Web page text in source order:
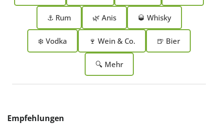
⚓ Rum 🌿 Anis 🥃 Whisky
❄️ Vodka 🍷 Wein & Co. 🍺 Bier
🔍 Mehr
Produktgalerie überspringen
Empfehlungen